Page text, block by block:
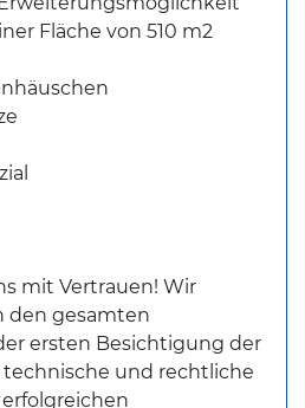
Fläche von 510 m2
mit Vertrauen! Wir
den gesamten
ersten Besichtigung der
technische und rechtliche